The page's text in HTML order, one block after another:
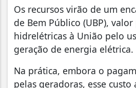
Os recursos virão de um
de Bem Público (UBP),
hidrelétricas à União pelo
geração de energia elétrica.
Na prática, embora o
pelas geradoras, esse custo